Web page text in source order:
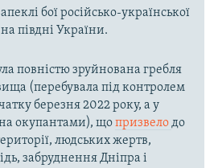
бої російсько-української
на півдні України.
повністю зруйнована гребля
(перебувала під контролем
березня 2022 року, а у
окупантами), щопризвелодо
людських жертв,
забруднення Дніпра і